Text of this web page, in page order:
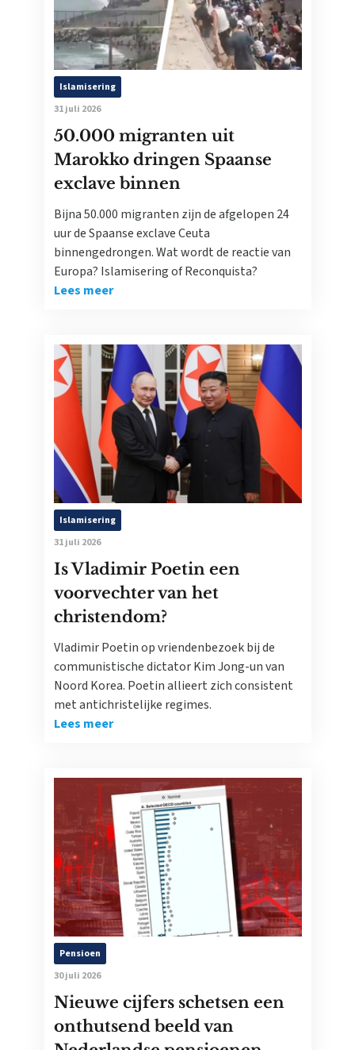
Islamisering
31 juli 2026
50.000 migranten uit
Marokko dringen Spaanse
exclave binnen
Bijna 50.000 migranten zijn de afgelopen 24
uur de Spaanse exclave Ceuta
binnengedrongen. Wat wordt de reactie van
Europa? Islamisering of Reconquista?
Lees meer
Islamisering
31 juli 2026
Is Vladimir Poetin een
voorvechter van het
christendom?
Vladimir Poetin op vriendenbezoek bij de
communistische dictator Kim Jong-un van
Noord Korea. Poetin allieert zich consistent
met antichristelijke regimes.
Lees meer
Pensioen
30 juli 2026
Nieuwe cijfers schetsen een
onthutsend beeld van